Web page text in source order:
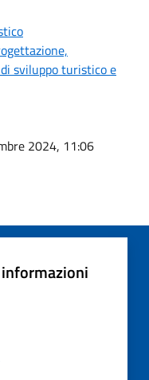
sviluppo turistico e
2024, 11:06